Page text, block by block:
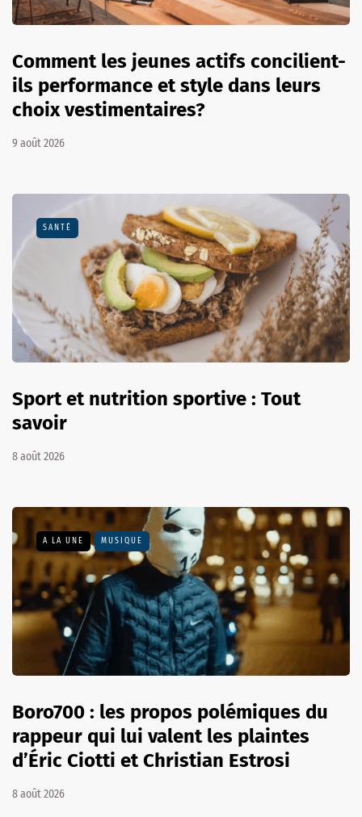
Comment les jeunes actifs concilient-
ils performance et style dans leurs
choix vestimentaires?
9 août 2026
SANTÉ
Sport et nutrition sportive : Tout
savoir
8 août 2026
A LA UNE MUSIQUE
Boro700 : les propos polémiques du
rappeur qui lui valent les plaintes
d’Éric Ciotti et Christian Estrosi
8 août 2026